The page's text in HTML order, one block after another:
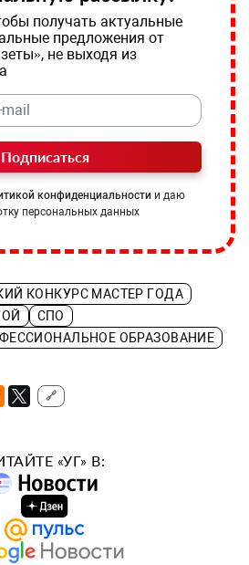
получать актуальные
предложения от
не выходя из
Подписаться
конфиденциальности и даю
персональных данных
КОНКУРС МАСТЕР ГОДА
СПО
ОБРАЗОВАНИЕ
🔗
«УГ» В: